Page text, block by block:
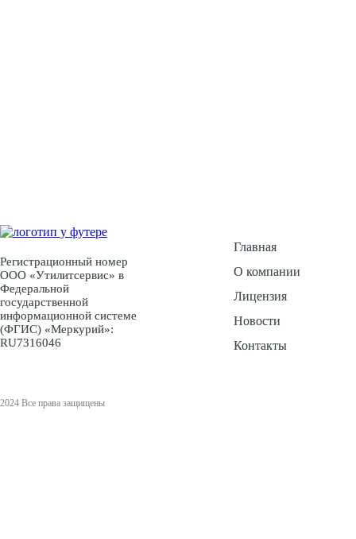
Регистрационный номер
ООО «Утилитсервис» в
Федеральной
государственной
информационной системе
(ФГИС) «Меркурий»:
RU7316046
2024 Все права защищены
Главная
О компании
Лицензия
Новости
Контакты